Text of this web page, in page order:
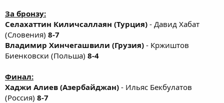
За бронзу:
Селахаттин Киличсаллаян (Турция) - Давид Хабат
(Словения) 8-7
Владимир Хинчегашвили (Грузия) - Кржиштов
Биенковски (Польша) 8-4
Финал:
Хаджи Алиев (Азербайджан) - Ильяс Бекбулатов
(Россия) 8-7